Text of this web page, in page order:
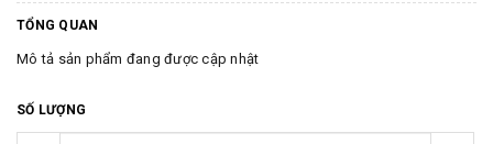
TỔNG QUAN
Mô tả sản phẩm đang được cập nhật
SỐ LƯỢNG